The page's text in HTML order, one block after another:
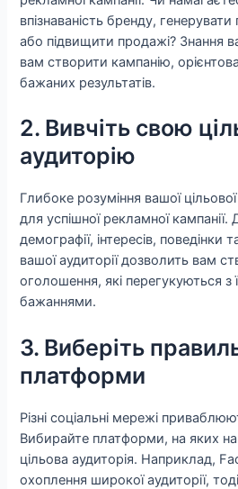
впізнаваність бренду, генерувати
або підвищити продажі? Знання
вам створити кампанію,
бажаних результатів.
2. Вивчіть свою
аудиторію
Глибоке розуміння вашої
для успішної рекламної кампанії.
демографії, інтересів, поведінки
вашої аудиторії дозволить вам
оголошення, які перегукуються з
бажаннями.
3. Виберіть
платформи
Різні соціальні мережі
Вибирайте платформи, на яких
цільова аудиторія. Наприклад,
охоплення широкої аудиторії,